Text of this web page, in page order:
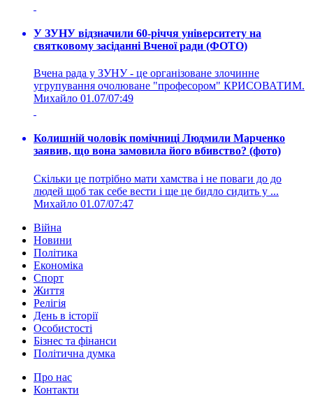
У ЗУНУ відзначили 60-річчя університету на
святковому засіданні Вченої ради (ФОТО)
Вчена рада у ЗУНУ - це організоване злочинне
угрупування очолюване "професором" КРИСОВАТИМ.
Михайло 01.07/07:49
Колишній чоловік помічниці Людмили Марченко
заявив, що вона замовила його вбивство? (фото)
Скільки це потрібно мати хамства і не поваги до до
людей щоб так себе вести і ще це бидло сидить у ...
Михайло 01.07/07:47
Війна
Новини
Політика
Економіка
Спорт
Життя
Релігія
День в історії
Особистості
Бізнес та фінанси
Політична думка
Про нас
Контакти